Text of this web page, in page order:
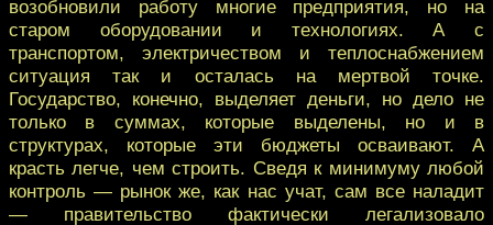
возобновили работу многие предприятия, но на
старом оборудовании и технологиях. А с
транспортом, электричеством и теплоснабжением
ситуация так и осталась на мертвой точке.
Государство, конечно, выделяет деньги, но дело не
только в суммах, которые выделены, но и в
структурах, которые эти бюджеты осваивают. А
красть легче, чем строить. Сведя к минимуму любой
контроль — рынок же, как нас учат, сам все наладит
— правительство фактически легализовало